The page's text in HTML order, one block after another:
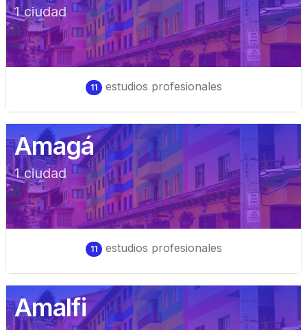
1ciudad
11 estudios profesionales
Amagá
1ciudad
11 estudios profesionales
Amalfi